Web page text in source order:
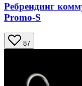
Ребрендинг
Promo-S
87